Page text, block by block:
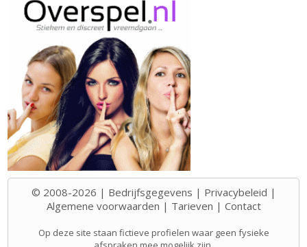
© 2008-2026 | Bedrijfsgegevens | Privacybeleid |
Algemene voorwaarden | Tarieven | Contact
Op deze site staan fictieve profielen waar geen fysieke